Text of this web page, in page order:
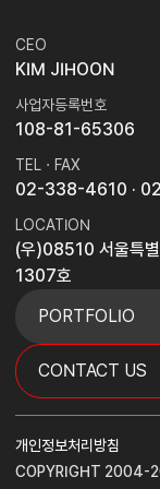
CEO
KIM JIHOON
사업자등록번호
108-81-65306
TEL · FAX
02-338-4610 ·
LOCATION
(우)08510 서울특
1307호
PORTFOLIO
CONTACT US
개인정보처리방침
COPYRIGHT 2004-